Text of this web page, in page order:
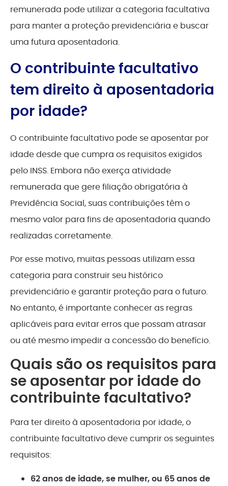
remunerada pode utilizar a categoria facultativa
para manter a proteção previdenciária e buscar
uma futura aposentadoria.
O contribuinte facultativo
tem direito à aposentadoria
por idade?
O contribuinte facultativo pode se aposentar por
idade desde que cumpra os requisitos exigidos
pelo INSS. Embora não exerça atividade
remunerada que gere filiação obrigatória à
Previdência Social, suas contribuições têm o
mesmo valor para fins de aposentadoria quando
realizadas corretamente.
Por esse motivo, muitas pessoas utilizam essa
categoria para construir seu histórico
previdenciário e garantir proteção para o futuro.
No entanto, é importante conhecer as regras
aplicáveis para evitar erros que possam atrasar
ou até mesmo impedir a concessão do benefício.
Quais são os requisitos para
se aposentar por idade do
contribuinte facultativo?
Para ter direito à aposentadoria por idade, o
contribuinte facultativo deve cumprir os seguintes
requisitos:
62 anos de idade, se mulher, ou 65 anos de